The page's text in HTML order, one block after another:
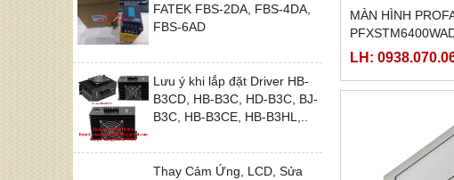
FATEK FBS-2DA, FBS-4DA,
FBS-6AD
Lưu ý khi lắp đặt Driver HB-
B3CD, HB-B3C, HD-B3C, BJ-
B3C, HB-B3CE, HB-B3HL,..
Thay Cảm Ứng, LCD, Sửa
MÀN HÌNH
LH: